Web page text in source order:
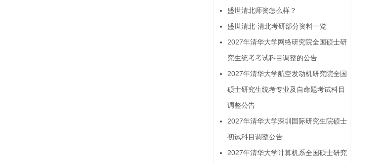
盛世清北师资怎么样？
盛世清北-清北考研部分资料一览
2027年清华大学网络研究院全国硕士研
究生统考考试科目调整的公告
2027年清华大学航空发动机研究院全国
硕士研究生统考专业及自命题考试科目
调整公告
2027年清华大学深圳国际研究生院硕士
初试科目调整公告
2027年清华大学计算机系全国硕士研究